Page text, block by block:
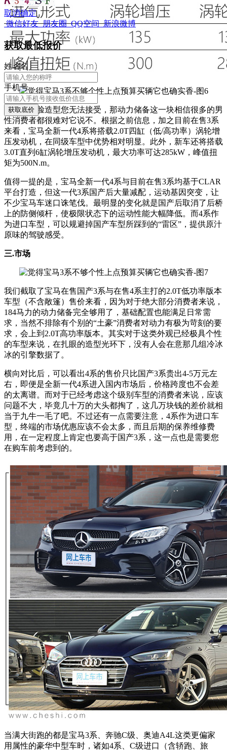
如果说前脸造型您无法接受，那动力储备这一块相信很多的男
性消费者都很难对它说不。根据之前信息，加之目前在售3系
来看，宝马全新一代4系将搭载2.0T四缸（低/高功率）涡轮增
压发动机，在同级车型中优势相对明显。此外，新车还将搭载
3.0T直列6缸涡轮增压发动机，最大功率可达285kW，峰值扭
矩为500N.m。
值得一提的是，宝马全新一代4系与目前在售3系均基于CLAR
平台打造，但这一代3系国产后大量减配，运动基因突变，让
不少宝马车迷口诛笔伐。最明显的变化就是国产后取消了后桥
上的防侧倾杆，使极限状态下的运动性能大幅降低。而4系作
为进口车型，可以规避掉国产车型所踩到的“雷区”，提供原汁
原味的驾驶感受。
三.市场
我们截取了宝马在售国产3系与在售4系主打的2.0T低功率版本
车型（不含敞篷）售价来看，因为对于绝大部分消费者来说，
184马力的动力储备完全够用了，基础配置也能满足日常需
求，当然不排除有个别的“土豪”消费者对动力有极为苛刻的要
求，会上到2.0T高功率版本。其实对于这类外观已经极具个性
的车型来说，在扎眼的造型光环下，没有人会在意那几组冷冰
冰的引擎数据了。
横向对比后，可以看出4系的售价只比国产3系贵出4-5万元左
右，即便是全新一代4系进入国内市场后，价格跨度也不会差
的太离谱。而对于已经考虑这个级别车型的消费者来说，应该
问题不大，毕竟几十万的大头都掏了，这几万块钱的差价就相
当于九牛一毛了吧。 不过还有一点需要注意，4系作为进口车
型，终端的市场优惠应该不会太多，而且后期的保养维修费
用，在一定程度上肯定也要高于国产3系，这一点也是需要您
在购车前考虑到的。
当满大街跑的都是宝马3系、奔驰C级、奥迪A4L这类更偏家
用属性的豪华中型车时，诸如4系、C级进口（含轿跑、旅
取消确定
微信好友 朋友圈 QQ空间 新浪微博
获取最低报价
姓名名
手机号
获取底价